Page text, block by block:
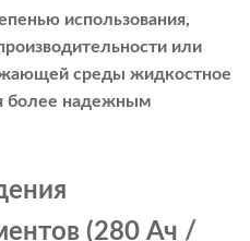
использования,
или
среды жидкостное
более надежным
(280 Ач /